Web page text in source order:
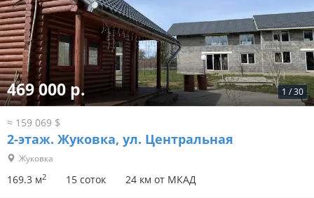
1 /30
469 000 р.
≈ 159 069 $
2-этаж. Жуковка, ул. Центральная
Жуковка
169.3 м2 15 соток 24 км от МКАД